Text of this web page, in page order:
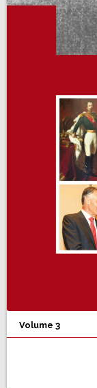
Volume 3